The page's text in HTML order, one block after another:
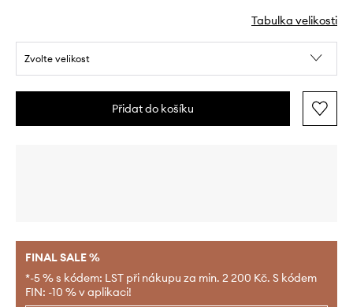
Tabulka velikosti
Zvolte velikost
Přidat do košíku
FINAL SALE %
*-5 % s kódem: LST při nákupu za min. 2 200 Kč. S kódem
FIN: -10 % v aplikaci!